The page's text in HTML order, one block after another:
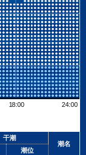
18:00 24:00
干潮
潮名
潮位